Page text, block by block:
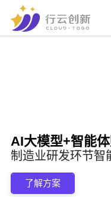
AI大模型+智能
制造业研发环节智
了解方案